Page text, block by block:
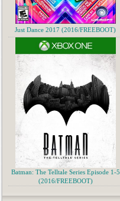
Just Dance 2017 (2016/FREEBOOT)
Batman: The Telltale Series Episode 1-5
(2016/FREEBOOT)